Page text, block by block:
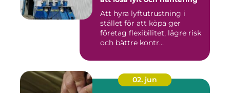
Att hyra lyftutrustning i
stället för att köpa ger
företag flexibilitet, lägre risk
och bättre kontr...
02. jun